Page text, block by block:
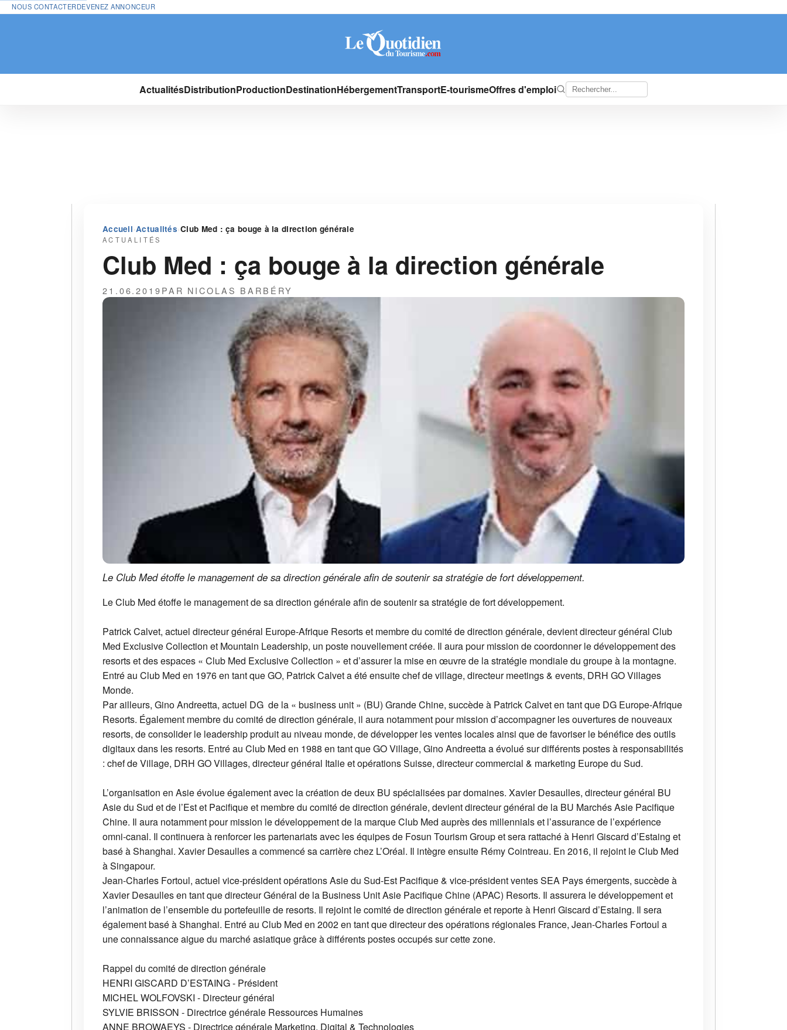
NOUS CONTACTERDEVENEZ ANNONCEUR
ActualitésDistributionProductionDestinationHébergementTransportE-tourismeOffres d'emploi
Accueil›Actualités›Club Med : ça bouge à la direction générale
ACTUALITÉS
Club Med : ça bouge à la direction générale
21.06.2019PAR NICOLAS BARBÉRY
Le Club Med étoffe le management de sa direction générale afin de soutenir sa stratégie de fort développement.
Le Club Med étoffe le management de sa direction générale afin de soutenir sa stratégie de fort développement.
Patrick Calvet, actuel directeur général Europe-Afrique Resorts et membre du comité de direction générale, devient directeur général Club
Med Exclusive Collection et Mountain Leadership, un poste nouvellement créée. Il aura pour mission de coordonner le développement des
resorts et des espaces « Club Med Exclusive Collection » et d’assurer la mise en œuvre de la stratégie mondiale du groupe à la montagne.
Entré au Club Med en 1976 en tant que GO, Patrick Calvet a été ensuite chef de village, directeur meetings & events, DRH GO Villages
Monde.
Par ailleurs, Gino Andreetta, actuel DG de la « business unit » (BU) Grande Chine, succède à Patrick Calvet en tant que DG Europe-Afrique
Resorts. Également membre du comité de direction générale, il aura notamment pour mission d’accompagner les ouvertures de nouveaux
resorts, de consolider le leadership produit au niveau monde, de développer les ventes locales ainsi que de favoriser le bénéfice des outils
digitaux dans les resorts. Entré au Club Med en 1988 en tant que GO Village, Gino Andreetta a évolué sur différents postes à responsabilités
: chef de Village, DRH GO Villages, directeur général Italie et opérations Suisse, directeur commercial & marketing Europe du Sud.
L’organisation en Asie évolue également avec la création de deux BU spécialisées par domaines. Xavier Desaulles, directeur général BU
Asie du Sud et de l’Est et Pacifique et membre du comité de direction générale, devient directeur général de la BU Marchés Asie Pacifique
Chine. Il aura notamment pour mission le développement de la marque Club Med auprès des millennials et l’assurance de l’expérience
omni-canal. Il continuera à renforcer les partenariats avec les équipes de Fosun Tourism Group et sera rattaché à Henri Giscard d’Estaing et
basé à Shanghai. Xavier Desaulles a commencé sa carrière chez L’Oréal. Il intègre ensuite Rémy Cointreau. En 2016, il rejoint le Club Med
à Singapour.
Jean-Charles Fortoul, actuel vice-président opérations Asie du Sud-Est Pacifique & vice-président ventes SEA Pays émergents, succède à
Xavier Desaulles en tant que directeur Général de la Business Unit Asie Pacifique Chine (APAC) Resorts. Il assurera le développement et
l’animation de l’ensemble du portefeuille de resorts. Il rejoint le comité de direction générale et reporte à Henri Giscard d’Estaing. Il sera
également basé à Shanghai. Entré au Club Med en 2002 en tant que directeur des opérations régionales France, Jean-Charles Fortoul a
une connaissance aigue du marché asiatique grâce à différents postes occupés sur cette zone.
Rappel du comité de direction générale
HENRI GISCARD D’ESTAING - Président
MICHEL WOLFOVSKI - Directeur général
SYLVIE BRISSON - Directrice générale Ressources Humaines
ANNE BROWAEYS - Directrice générale Marketing, Digital & Technologies